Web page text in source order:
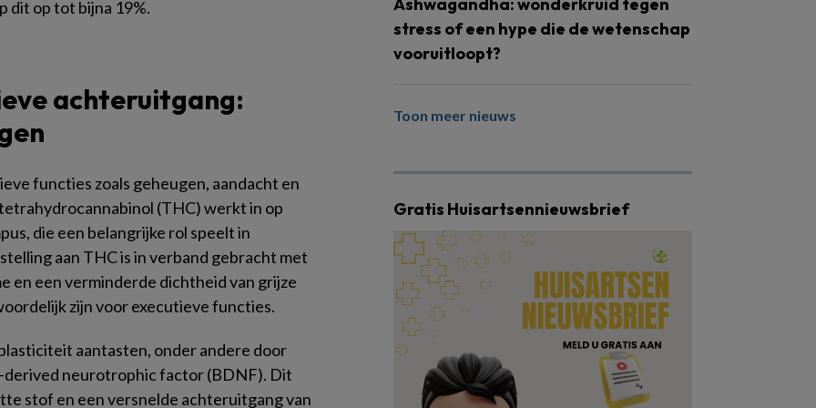
dit op tot bijna 19%.
achteruitgang:
functies zoals geheugen, aandacht en
(THC) werkt in op
die een belangrijke rol speelt in
aan THC is in verband gebracht met
en een verminderde dichtheid van grijze
zijn voor executieve functies.
aantasten, onder andere door
derived neurotrophic factor (BDNF). Dit
stof en een versnelde achteruitgang van
stress of een hype die de wetenschap
vooruitloopt?
Toon meer nieuws
Gratis Huisartsennieuwsbrief